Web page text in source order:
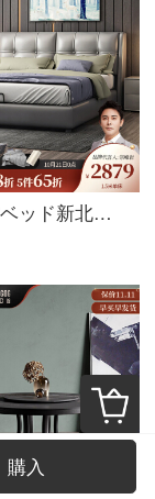
有品公館ベッド新北欧皮芸床小型主臥床1.8メートルベッドルーム婚床（頭層牛革）1.8メートルシングルベッド+ベッドヘッドセット*1高箱ベッド
購入